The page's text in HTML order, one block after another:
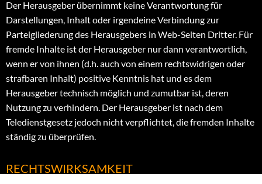
Der Herausgeber übernimmt keine Verantwortung für
Darstellungen, Inhalt oder irgendeine Verbindung zur
Parteigliederung des Herausgebers in Web-Seiten Dritter. Für
fremde Inhalte ist der Herausgeber nur dann verantwortlich,
wenn er von ihnen (d.h. auch von einem rechtswidrigen oder
strafbaren Inhalt) positive Kenntnis hat und es dem
Herausgeber technisch möglich und zumutbar ist, deren
Nutzung zu verhindern. Der Herausgeber ist nach dem
Teledienstgesetz jedoch nicht verpflichtet, die fremden Inhalte
ständig zu überprüfen.
RECHTSWIRKSAMKEIT